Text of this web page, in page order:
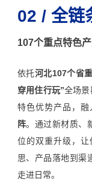
02 / 全链
107个重点特色
依托河北107个省
穿用住行玩”全场景
特色优势产品，
阵。通过新材质、
位的双重升级，
思、产品落地到渠
走进日常。